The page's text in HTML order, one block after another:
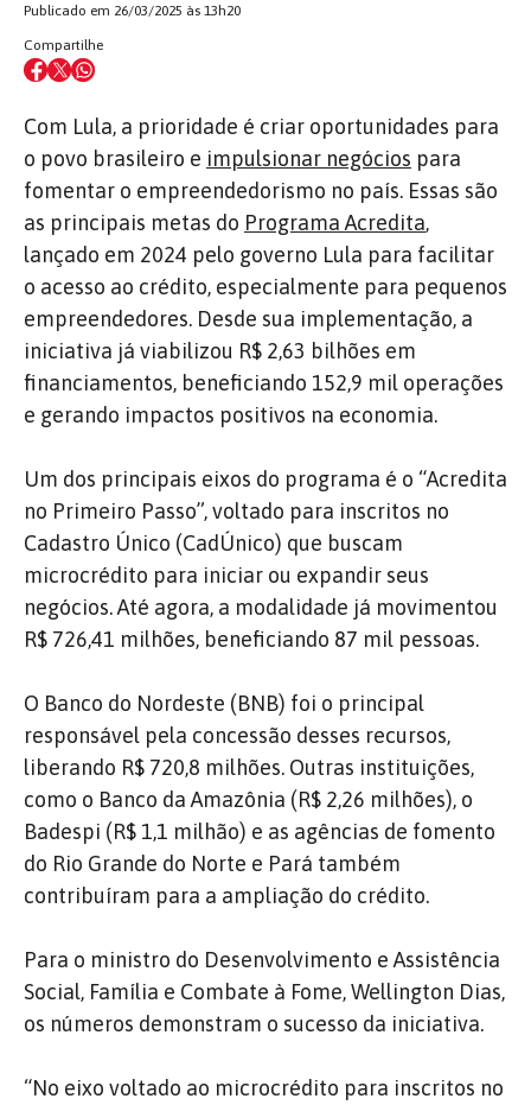
Publicado em 26/03/2025 às 13h20
Compartilhe
Com Lula, a prioridade é criar oportunidades para
o povo brasileiro e impulsionar negócios para
fomentar o empreendedorismo no país. Essas são
as principais metas do Programa Acredita,
lançado em 2024 pelo governo Lula para facilitar
o acesso ao crédito, especialmente para pequenos
empreendedores. Desde sua implementação, a
iniciativa já viabilizou R$ 2,63 bilhões em
financiamentos, beneficiando 152,9 mil operações
e gerando impactos positivos na economia.
Um dos principais eixos do programa é o “Acredita
no Primeiro Passo”, voltado para inscritos no
Cadastro Único (CadÚnico) que buscam
microcrédito para iniciar ou expandir seus
negócios. Até agora, a modalidade já movimentou
R$ 726,41 milhões, beneficiando 87 mil pessoas.
O Banco do Nordeste (BNB) foi o principal
responsável pela concessão desses recursos,
liberando R$ 720,8 milhões. Outras instituições,
como o Banco da Amazônia (R$ 2,26 milhões), o
Badespi (R$ 1,1 milhão) e as agências de fomento
do Rio Grande do Norte e Pará também
contribuíram para a ampliação do crédito.
Para o ministro do Desenvolvimento e Assistência
Social, Família e Combate à Fome, Wellington Dias,
os números demonstram o sucesso da iniciativa.
“No eixo voltado ao microcrédito para inscritos no